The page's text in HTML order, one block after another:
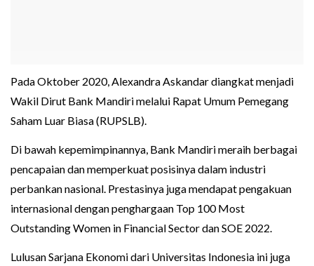
Pada Oktober 2020, Alexandra Askandar diangkat menjadi
Wakil Dirut Bank Mandiri melalui Rapat Umum Pemegang
Saham Luar Biasa (RUPSLB).
Di bawah kepemimpinannya, Bank Mandiri meraih berbagai
pencapaian dan memperkuat posisinya dalam industri
perbankan nasional. Prestasinya juga mendapat pengakuan
internasional dengan penghargaan Top 100 Most
Outstanding Women in Financial Sector dan SOE 2022.
Lulusan Sarjana Ekonomi dari Universitas Indonesia ini juga